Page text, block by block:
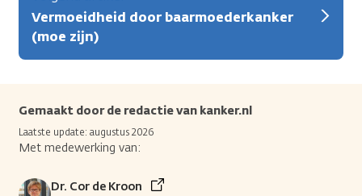
Vermoeidheid door baarmoederkanker
(moe zijn)
Gemaakt door de redactie van kanker.nl
Laatste update: augustus 2026
Met medewerking van:
Dr. Cor de Kroon